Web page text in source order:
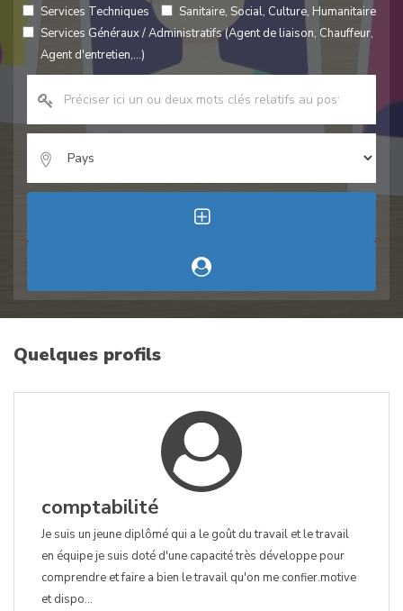
Services Techniques
Sanitaire, Social, Culture, Humanitaire
Services Généraux / Administratifs (Agent de liaison, Chauffeur,
Agent d'entretien,...)
Quelques profils
comptabilité
Je suis un jeune diplômé qui a le goût du travail et le travail
en équipe je suis doté d'une capacité très développe pour
comprendre et faire a bien le travail qu'on me confier.motive
et dispo...